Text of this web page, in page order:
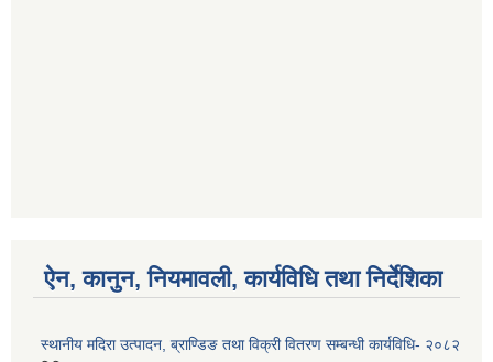
ऐन, कानुन, नियमावली, कार्यविधि तथा निर्देशिका
स्थानीय मदिरा उत्पादन, ब्राण्डिङ तथा विक्री वितरण सम्बन्धी कार्यविधि- २०८२